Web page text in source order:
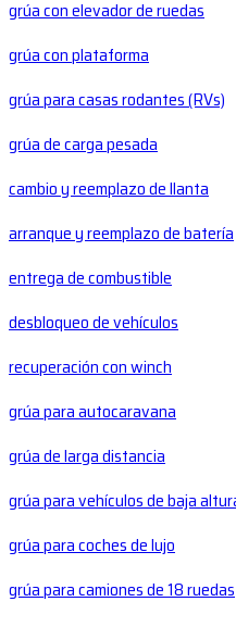
grúa con elevador de ruedas
grúa con plataforma
grúa para casas rodantes (RVs)
grúa de carga pesada
cambio y reemplazo de llanta
arranque y reemplazo de batería
entrega de combustible
desbloqueo de vehículos
recuperación con winch
grúa para autocaravana
grúa de larga distancia
grúa para vehículos de baja
grúa para coches de lujo
grúa para camiones de 18 ruedas